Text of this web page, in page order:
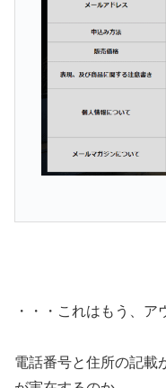
・・・これはもう、ア
電話番号と住所の記載